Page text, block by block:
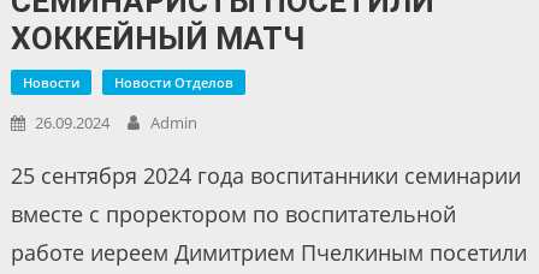
ХОККЕЙНЫЙ МАТЧ
Новости Новости Отделов
26.09.2024 Admin
25 сентября 2024 года воспитанники семинарии
вместе с проректором по воспитательной
работе иереем Димитрием Пчелкиным посетили